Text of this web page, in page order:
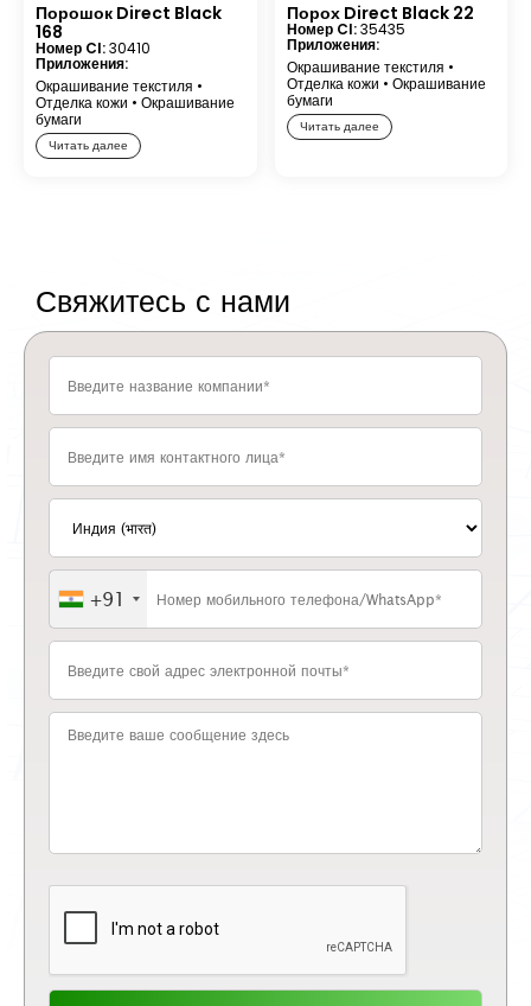
Порошок Direct Black
168
Номер CI:30410
Приложения:
Окрашивание текстиля •
Отделка кожи • Окрашивание
бумаги
Читать далее
Порох Direct Black 22
Номер CI:35435
Приложения:
Окрашивание текстиля •
Отделка кожи • Окрашивание
бумаги
Читать далее
Свяжитесь с нами
+91